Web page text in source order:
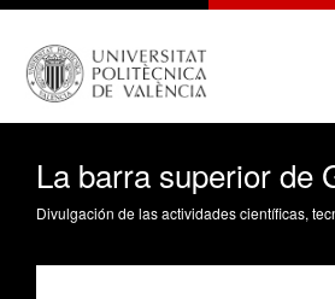
La barra superior de